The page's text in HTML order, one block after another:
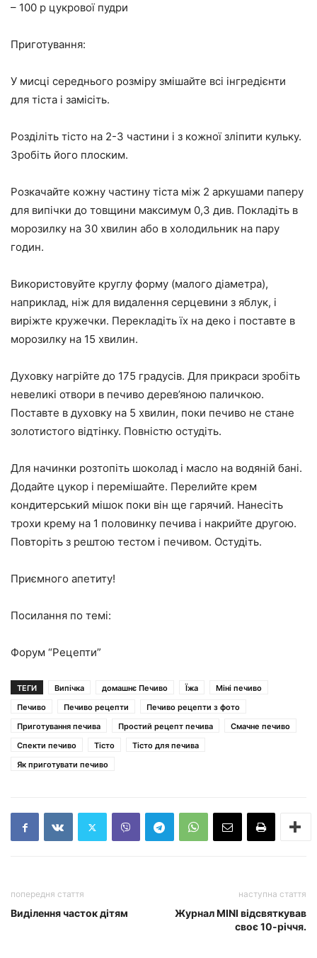
– 100 р цукрової пудри
Приготування:
У мисці середнього розміру змішайте всі інгредієнти
для тіста і замісіть.
Розділіть тісто на 2-3 частини і з кожної зліпити кульку.
Зробіть його плоским.
Розкачайте кожну частину тіста між 2 аркушами паперу
для випічки до товщини максимум 0,3 див. Покладіть в
морозилку на 30 хвилин або в холодильник на пару
годин.
Використовуйте круглу форму (малого діаметра),
наприклад, ніж для видалення серцевини з яблук, і
виріжте кружечки. Перекладіть їх на деко і поставте в
морозилку на 15 хвилин.
Духовку нагрійте до 175 градусів. Для прикраси зробіть
невеликі отвори в печиво дерев’яною паличкою.
Поставте в духовку на 5 хвилин, поки печиво не стане
золотистого відтінку. Повністю остудіть.
Для начинки розтопіть шоколад і масло на водяній бані.
Додайте цукор і перемішайте. Перелийте крем
кондитерський мішок поки він ще гарячий. Нанесіть
трохи крему на 1 половинку печива і накрийте другою.
Повторіть з рештою тестом і печивом. Остудіть.
Приємного апетиту!
Посилання по темі:
Форум “Рецепти”
ТЕГИ Випічка домашнє Печиво Їжа
Міні печиво
Печиво
Печиво рецепти
Печиво рецепти з фото
Приготування печива
Простий рецепт печива
Смачне печиво
Спекти печиво
Тісто
Тісто для печива
Як приготувати печиво
попередня стаття
Виділення часток дітям
наступна стаття
Журнал MINI відсвяткував
своє 10-річчя.